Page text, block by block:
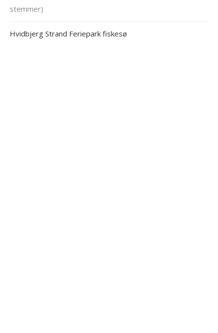
stemmer)
Hvidbjerg Strand Feriepark fiskesø